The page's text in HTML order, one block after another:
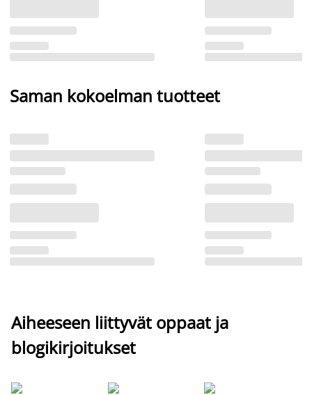
Saman kokoelman tuotteet
Aiheeseen liittyvät oppaat ja
blogikirjoitukset